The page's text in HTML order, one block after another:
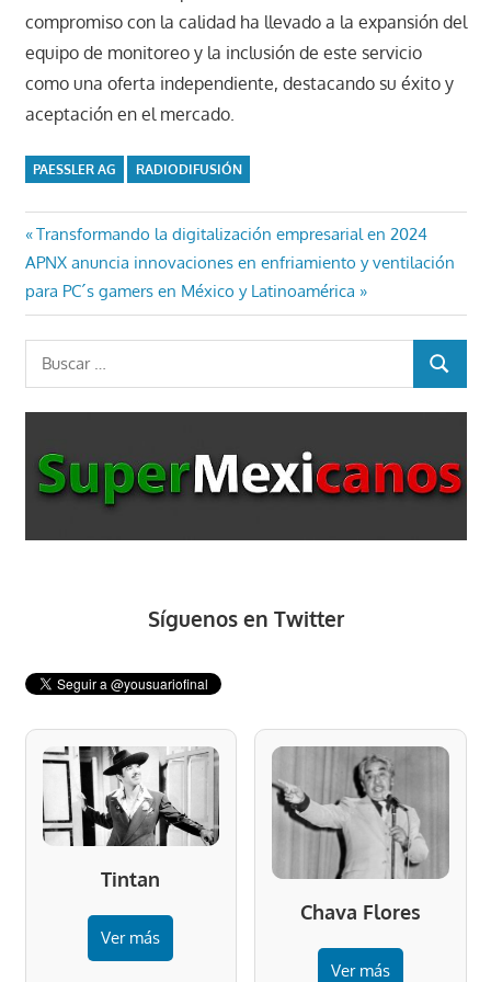
compromiso con la calidad ha llevado a la expansión del
equipo de monitoreo y la inclusión de este servicio
como una oferta independiente, destacando su éxito y
aceptación en el mercado.
PAESSLER AG RADIODIFUSIÓN
Navegación
de
entradas
Entrada
anterior:
Transformando la digitalización empresarial en 2024
Entrada
siguiente:
APNX anuncia innovaciones en enfriamiento y ventilación
para PC´s gamers en México y Latinoamérica
Buscar:
BUSCAR
Síguenos en Twitter
Tintan
Ver más
Chava Flores
Ver más